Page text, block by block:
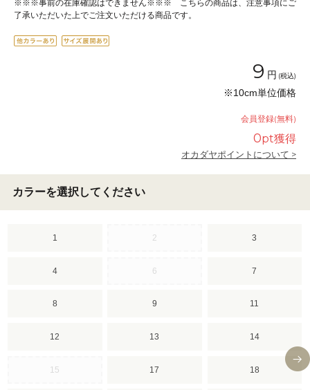
※※※事前の在庫確認はできません※※※ こちらの商品は、注意事項にご
了承いただいた上でご注文いただける商品です。
9 円 (税込)
※10cm単位価格
会員登録(無料)
0pt獲得
オカダヤポイントについて >
カラーを選択してください
1 2 3
4 6 7
8 9 11
12 13 14
15 17 18